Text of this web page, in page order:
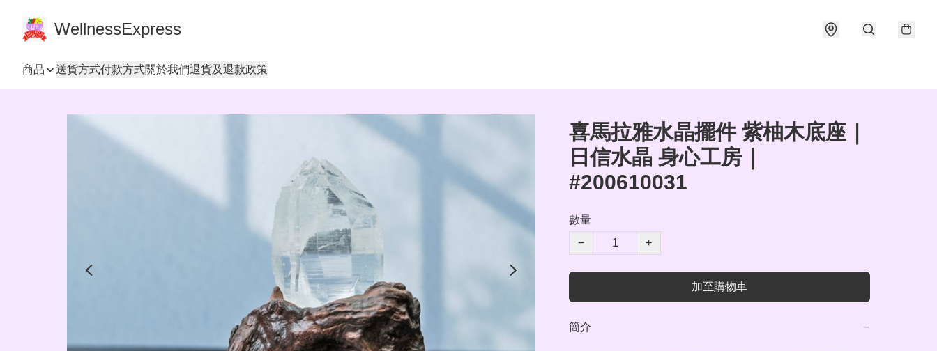
WellnessExpress
商品 送貨方式付款方式關於我們退貨及退款政策
喜馬拉雅水晶擺件 紫柚木底座｜
日信水晶 身心工房｜
#200610031
數量
−
+
加至購物車
簡介 −